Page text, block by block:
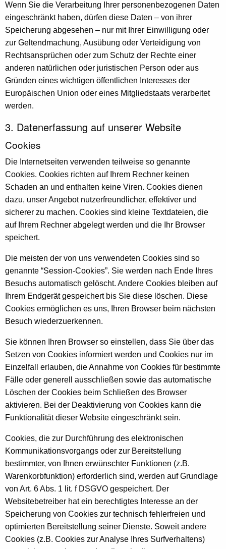
Wenn Sie die Verarbeitung Ihrer personenbezogenen Daten
eingeschränkt haben, dürfen diese Daten – von ihrer
Speicherung abgesehen – nur mit Ihrer Einwilligung oder
zur Geltendmachung, Ausübung oder Verteidigung von
Rechtsansprüchen oder zum Schutz der Rechte einer
anderen natürlichen oder juristischen Person oder aus
Gründen eines wichtigen öffentlichen Interesses der
Europäischen Union oder eines Mitgliedstaats verarbeitet
werden.
3. Datenerfassung auf unserer Website
Cookies
Die Internetseiten verwenden teilweise so genannte
Cookies. Cookies richten auf Ihrem Rechner keinen
Schaden an und enthalten keine Viren. Cookies dienen
dazu, unser Angebot nutzerfreundlicher, effektiver und
sicherer zu machen. Cookies sind kleine Textdateien, die
auf Ihrem Rechner abgelegt werden und die Ihr Browser
speichert.
Die meisten der von uns verwendeten Cookies sind so
genannte “Session-Cookies”. Sie werden nach Ende Ihres
Besuchs automatisch gelöscht. Andere Cookies bleiben auf
Ihrem Endgerät gespeichert bis Sie diese löschen. Diese
Cookies ermöglichen es uns, Ihren Browser beim nächsten
Besuch wiederzuerkennen.
Sie können Ihren Browser so einstellen, dass Sie über das
Setzen von Cookies informiert werden und Cookies nur im
Einzelfall erlauben, die Annahme von Cookies für bestimmte
Fälle oder generell ausschließen sowie das automatische
Löschen der Cookies beim Schließen des Browser
aktivieren. Bei der Deaktivierung von Cookies kann die
Funktionalität dieser Website eingeschränkt sein.
Cookies, die zur Durchführung des elektronischen
Kommunikationsvorgangs oder zur Bereitstellung
bestimmter, von Ihnen erwünschter Funktionen (z.B.
Warenkorbfunktion) erforderlich sind, werden auf Grundlage
von Art. 6 Abs. 1 lit. f DSGVO gespeichert. Der
Websitebetreiber hat ein berechtigtes Interesse an der
Speicherung von Cookies zur technisch fehlerfreien und
optimierten Bereitstellung seiner Dienste. Soweit andere
Cookies (z.B. Cookies zur Analyse Ihres Surfverhaltens)